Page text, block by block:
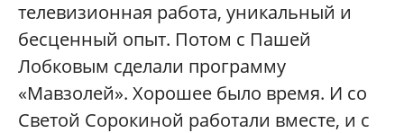
телевизионная работа, уникальный и
бесценный опыт. Потом с Пашей
Лобковым сделали программу
«Мавзолей». Хорошее было время. И со
Светой Сорокиной работали вместе, и с